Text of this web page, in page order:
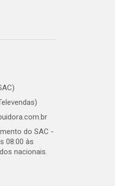
do SAC -
08:00 às
nacionais.